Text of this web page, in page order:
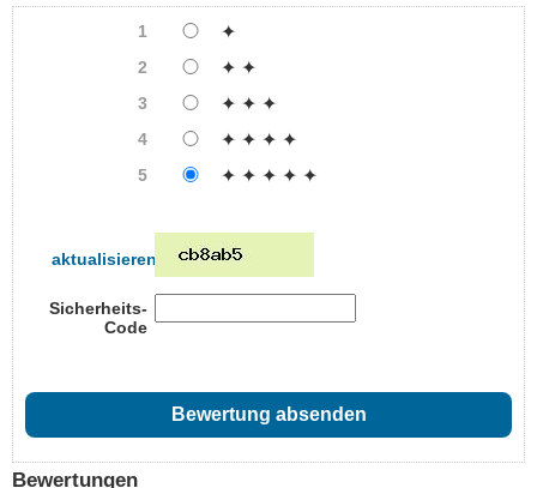
1 ✦
2 ✦ ✦
3 ✦ ✦ ✦
4 ✦ ✦ ✦ ✦
5 ✦ ✦ ✦ ✦ ✦
aktualisieren
Sicherheits-
Code
Bewertungen